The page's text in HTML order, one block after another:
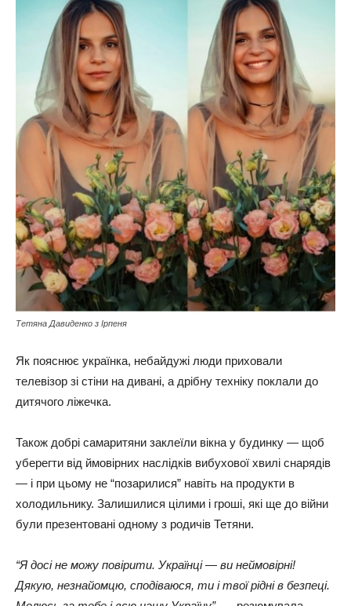
Тетяна Давиденко з Ірпеня
Як пояснює українка, небайдужі люди приховали
телевізор зі стіни на дивані, а дрібну техніку поклали до
дитячого ліжечка.
Також добрі самаритяни заклеїли вікна у будинку — щоб
уберегти від ймовірних наслідків вибухової хвилі снарядів
— і при цьому не “позарилися” навіть на продукти в
холодильнику. Залишилися цілими і гроші, які ще до війни
були презентовані одному з родичів Тетяни.
“Я досі не можу повірити. Українці — ви неймовірні!
Дякую, незнайомцю, сподіваюся, ти і твої рідні в безпеці.